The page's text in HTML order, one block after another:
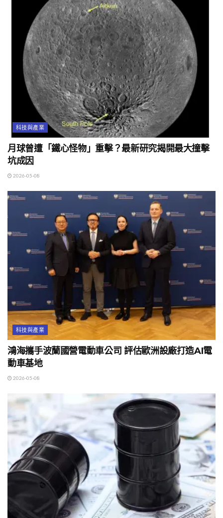
科技與產業
月球曾遭「鐵心怪物」重擊？最新研究揭開最大撞擊
坑成因
2026-05-08
科技與產業
鴻海攜手波蘭國營電動車公司 評估歐洲設廠打造AI電
動車基地
2026-05-08